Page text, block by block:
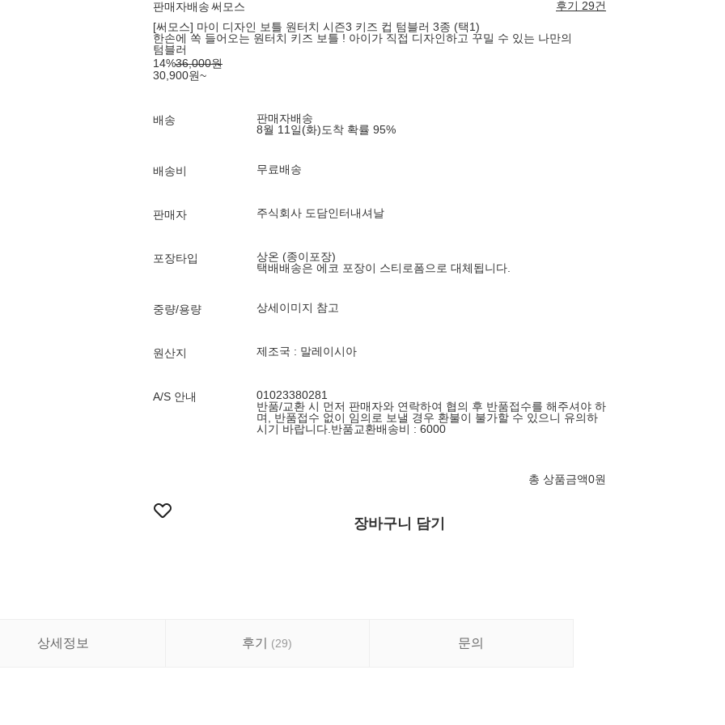
판매자배송써모스
후기 29건
[써모스] 마이 디자인 보틀 원터치 시즌3 키즈 컵 텀블러 3종 (택1)
한손에 쏙 들어오는 원터치 키즈 보틀 ! 아이가 직접 디자인하고 꾸밀 수 있는 나만의
텀블러
14%36,000원
30,900원~
배송
판매자배송
8월 11일(화)도착 확률 95%
배송비 무료배송
판매자 주식회사 도담인터내셔날
포장타입
상온 (종이포장)
택배배송은 에코 포장이 스티로폼으로 대체됩니다.
중량/용량 상세이미지 참고
원산지 제조국 : 말레이시아
A/S 안내
01023380281
반품/교환 시 먼저 판매자와 연락하여 협의 후 반품접수를 해주셔야 하
며, 반품접수 없이 임의로 보낼 경우 환불이 불가할 수 있으니 유의하
시기 바랍니다.반품교환배송비 : 6000
총 상품금액0원
장바구니 담기
상세정보 후기 (29) 문의